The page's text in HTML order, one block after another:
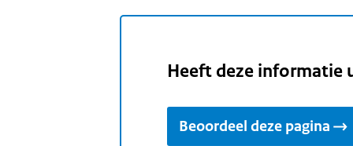
Heeft deze informatie
Beoordeel deze pagina